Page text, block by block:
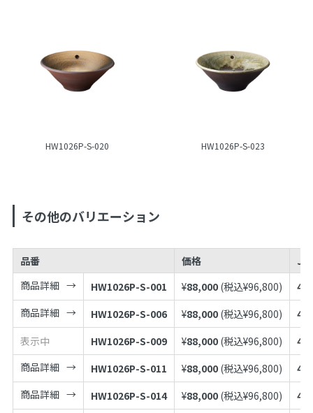
HW1026P-S-020 HW1026P-S-023
その他のバリエーション
品番 価格
商品詳細
HW1026P-S-001 ¥88,000 (税込¥96,800)
商品詳細
HW1026P-S-006 ¥88,000 (税込¥96,800)
表示中
HW1026P-S-009 ¥88,000 (税込¥96,800)
商品詳細
HW1026P-S-011 ¥88,000 (税込¥96,800)
商品詳細
HW1026P-S-014 ¥88,000 (税込¥96,800)